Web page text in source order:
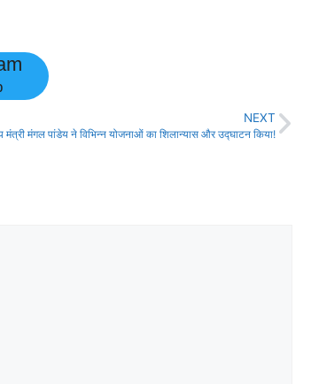
NEXT
मंत्री मंगल पांडेय ने विभिन्न योजनाओं का शिलान्यास और उद्घाटन किया!